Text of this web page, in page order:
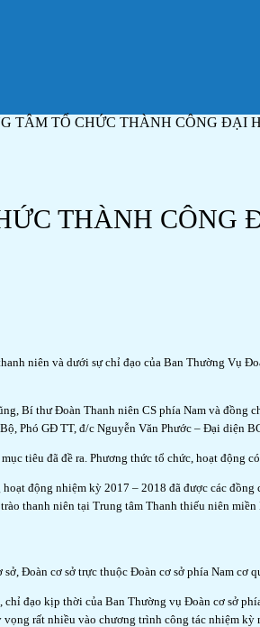
TÂM TỔ CHỨC THÀNH CÔNG ĐẠI
THÀNH CÔNG
niên và dưới sự chỉ đạo của Ban Thường Vụ
Bí thư Đoàn Thanh niên CS phía Nam và
Phó GĐ TT, đ/c Nguyễn Văn Phước – Đại diện
tiêu đã đề ra. Phương thức tổ chức, hoạt
động nhiệm kỳ 2017 – 2018 đã được các
thanh niên tại Trung tâm Thanh thiếu niên
Đoàn cơ sở trực thuộc Đoàn cơ sở phía Nam cơ
đạo kịp thời của Ban Thường vụ Đoàn cơ sở
rất nhiều vào chương trình công tác nhiệm kỳ